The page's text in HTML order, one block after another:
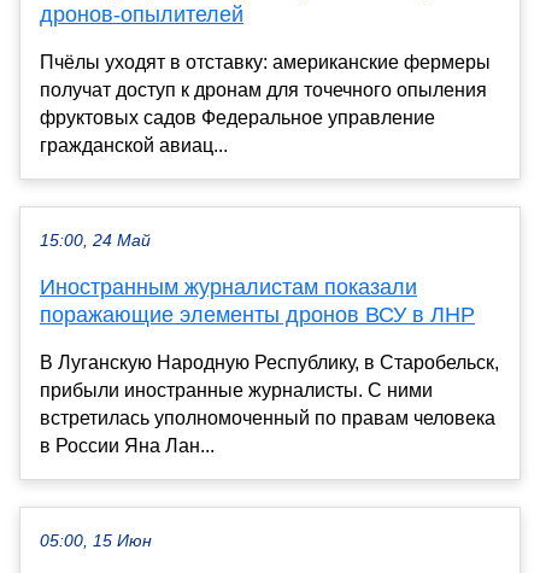
дронов-опылителей
Пчёлы уходят в отставку: американские фермеры
получат доступ к дронам для точечного опыления
фруктовых садов Федеральное управление
гражданской авиац...
15:00, 24 Май
Иностранным журналистам показали
поражающие элементы дронов ВСУ в ЛНР
В Луганскую Народную Республику, в Старобельск,
прибыли иностранные журналисты. С ними
встретилась уполномоченный по правам человека
в России Яна Лан...
05:00, 15 Июн